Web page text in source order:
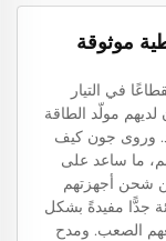
موثوقة
في التيار
مولّد الطاقة
وروى جون كيف
ما ساعد على
شحن أجهزتهم
جدًّا مفيدةً بشكل
الصعب. ومدح